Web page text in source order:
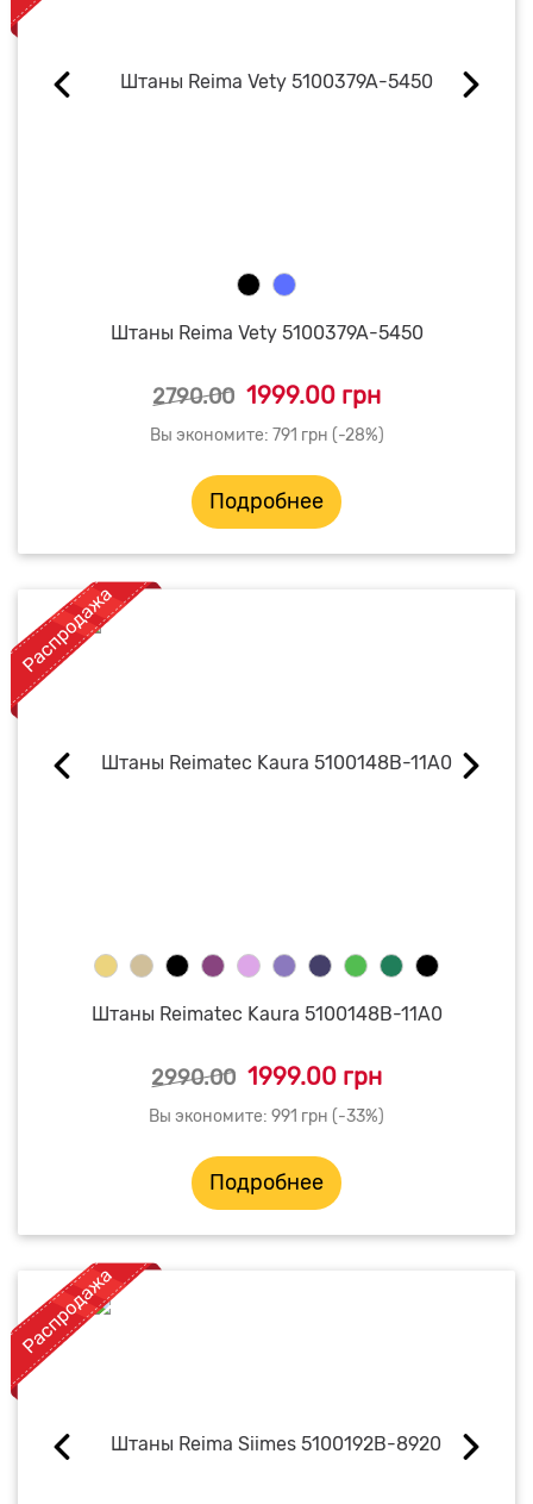
Штаны Reima Vety 5100379A-5450
2790.00 1999.00 грн
Вы экономите: 791 грн (-28%)
Подробнее
Штаны Reimatec Kaura 5100148B-11A0
2990.00 1999.00 грн
Вы экономите: 991 грн (-33%)
Подробнее